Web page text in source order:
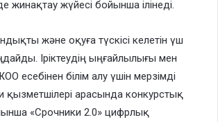
жинақтау жүйесі бойынша ілінеді.
және оқуға түскісі келетін үш
Іріктеудің ыңғайлылығы мен
есебінен білім алу үшін мерзімді
қызметшілері арасында конкурстық
«Срочники 2.0» цифрлық